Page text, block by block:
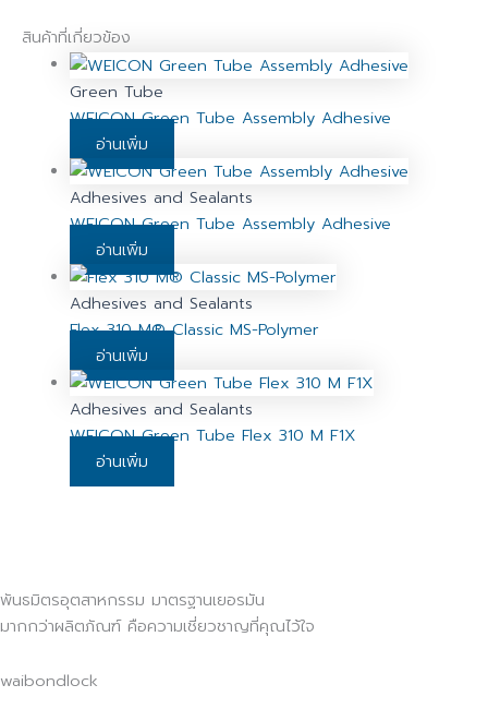
สินค้าที่เกี่ยวข้อง
Green Tube
WEICON Green Tube Assembly Adhesive
อ่านเพิ่ม
Adhesives and Sealants
WEICON Green Tube Assembly Adhesive
อ่านเพิ่ม
Adhesives and Sealants
Flex 310 M® Classic MS-Polymer
อ่านเพิ่ม
Adhesives and Sealants
WEICON Green Tube Flex 310 M F1X
อ่านเพิ่ม
พันธมิตรอุตสาหกรรม มาตรฐานเยอรมัน
มากกว่าผลิตภัณฑ์ คือความเชี่ยวชาญที่คุณไว้ใจ
waibondlock